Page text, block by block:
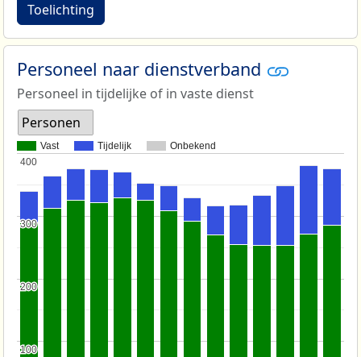
Toelichting
Personeel naar dienstverband
Personeel in tijdelijke of in vaste dienst
Personen
Vast Tijdelijk Onbekend
100
100
200
200
300
300
400
400